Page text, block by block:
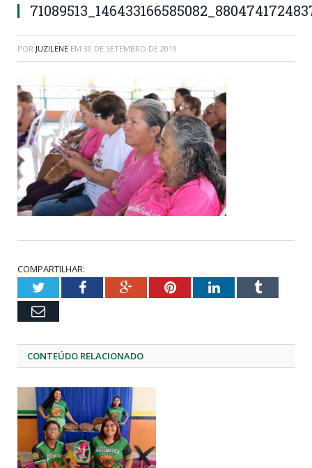
POR JUZILENE EM 30 DE SETEMBRO DE 2019
COMPARTILHAR:
TwitterFacebookGoogle+PinterestLinkedInTumblr
Email
CONTEÚDO RELACIONADO